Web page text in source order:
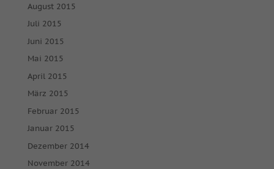
August 2015
Juli 2015
Juni 2015
Mai 2015
April 2015
März 2015
Februar 2015
Januar 2015
Dezember 2014
November 2014